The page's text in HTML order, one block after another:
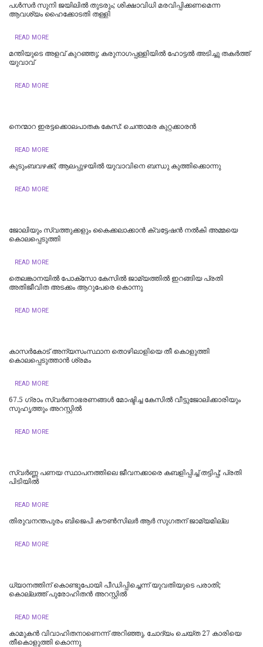
പള്‍സര്‍ സുനി ജയിലില്‍ തുടരും; ശിക്ഷാവിധി മരവിപ്പിക്കണമെന്ന
ആവശ്യം ഹൈക്കോടതി തള്ളി
READ MORE
മന്തിയുടെ അളവ് കുറഞ്ഞു; കരുനാ​ഗപ്പള്ളിയിൽ ഹോട്ടല്‍ അടിച്ചു തകര്‍ത്ത്
യുവാവ്
READ MORE
നെന്മാറ ഇരട്ടക്കൊലപാതക കേസ്: ചെന്താമര കുറ്റക്കാരൻ
READ MORE
കുടുംബവഴക്ക്; ആലപ്പുഴയില്‍ യുവാവിനെ ബന്ധു കുത്തിക്കൊന്നു
READ MORE
ജോലിയും സ്വത്തുക്കളും കൈക്കലാക്കാൻ ക്വട്ടേഷൻ നൽകി അമ്മയെ
കൊലപ്പെടുത്തി
READ MORE
തെലങ്കാനയിൽ പോക്‌സോ കേസില്‍ ജാമ്യത്തില്‍ ഇറങ്ങിയ പ്രതി
അതിജീവിത അടക്കം ആറുപേരെ കൊന്നു
READ MORE
കാസര്‍കോട് അന്യസംസ്ഥാന തൊഴിലാളിയെ തീ കൊളുത്തി
കൊലപ്പെടുത്താന്‍ ശ്രമം
READ MORE
67.5 ഗ്രാം സ്വർണാഭരണങ്ങൾ മോഷ്ടിച്ച കേസിൽ വീട്ടുജോലിക്കാരിയും
സുഹൃത്തും അറസ്റ്റിൽ
READ MORE
സ്വർണ്ണ പണയ സ്ഥാപനത്തിലെ ജീവനക്കാരെ കബളിപ്പിച്ച് തട്ടിപ്പ്; പ്രതി
പിടിയില്‍
READ MORE
തിരുവനന്തപുരം ബിജെപി കൗൺസിലർ ആർ സുഗതന് ജാമ്യമില്ല
READ MORE
ധ്യാനത്തിന് കൊണ്ടുപോയി പീഡിപ്പിച്ചെന്ന് യുവതിയുടെ പരാതി;
കൊല്ലത്ത് പുരോഹിതന്‍ അറസ്റ്റില്‍
READ MORE
കാമുകൻ വിവാഹിതനാണെന്ന് അറിഞ്ഞു, ചോദ്യം ചെയ്ത 27 കാരിയെ
തീകൊളുത്തി കൊന്നു